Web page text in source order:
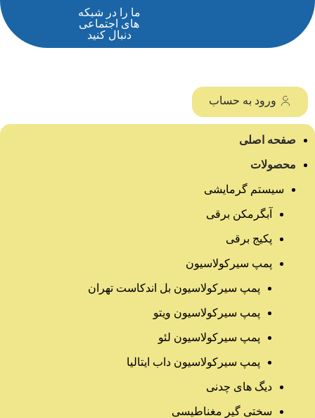
ما را در شبکه
های اجتماعی
دنبال کنید
ورود به حساب
صفحه اصلی
محصولات
سیستم گرمایشی
آبگرمکن برقی
پکیج برقی
پمپ سیرکولاسیون
پمپ سیرکولاسیون بل اندکاست تهران
پمپ سیرکولاسیون ویتو
پمپ سیرکولاسیون لئو
پمپ سیرکولاسیون داب ایتالیا
دیگ های چدنی
سختی گیر مغناطیسی